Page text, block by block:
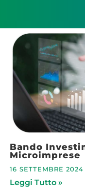
Bando
Microimprese
16 SETTEMBRE 2024
Leggi Tutto »